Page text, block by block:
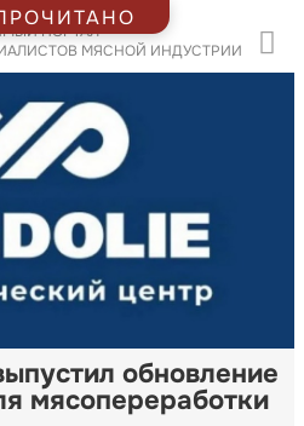
ПОРТАЛ
МЯСНОЙ ИНДУСТРИИ
обновление
мясопереработки